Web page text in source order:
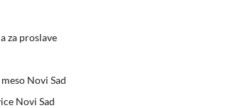
za proslave
Novi Sad
Novi Sad